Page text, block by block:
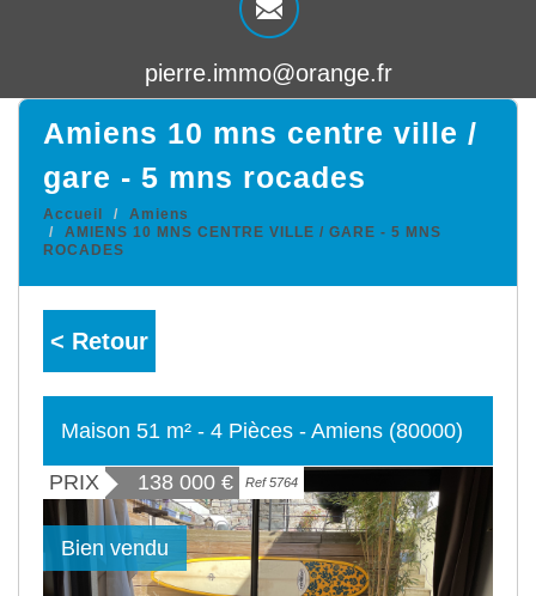
pierre.immo@orange.fr
amiens 10 mns centre ville /
gare - 5 mns rocades
Accueil
Amiens
AMIENS 10 MNS CENTRE VILLE / GARE - 5 MNS
ROCADES
< Retour
Maison 51 m² - 4 Pièces - Amiens (80000)
PRIX 138 000 € Ref 5764
Bien vendu